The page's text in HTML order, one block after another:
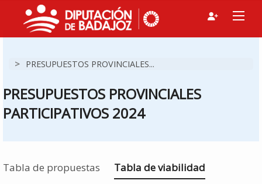
> PRESUPUESTOS PROVINCIALES...
PRESUPUESTOS PROVINCIALES
PARTICIPATIVOS 2024
Tabla de propuestas Estás en
Tabla de viabilidad